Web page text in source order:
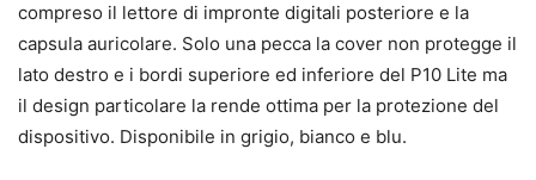
compreso il lettore di impronte digitali posteriore e la
capsula auricolare. Solo una pecca la cover non protegge il
lato destro e i bordi superiore ed inferiore del P10 Lite ma
il design particolare la rende ottima per la protezione del
dispositivo. Disponibile in grigio, bianco e blu.